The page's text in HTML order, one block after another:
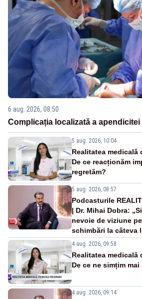
6 aug. 2026, 08:50
Complicația localizată a apendicitei
5 aug. 2026, 10:04
Realitatea medicală
De ce reacționăm
regretăm?
5 aug. 2026, 08:57
Podcasturile
| Dr. Mihai Dobra:
nevoie de viziune
schimbări la câteva
4 aug. 2026, 09:58
Realitatea medicală
De ce ne simțim
4 aug. 2026, 09:14